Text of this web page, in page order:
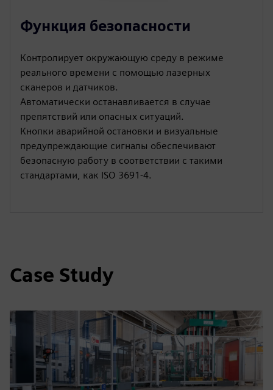
Функция безопасности
Контролирует окружающую среду в режиме
реального времени с помощью лазерных
сканеров и датчиков.
Автоматически останавливается в случае
препятствий или опасных ситуаций.
Кнопки аварийной остановки и визуальные
предупреждающие сигналы обеспечивают
безопасную работу в соответствии с такими
стандартами, как ISO 3691-4.
Case Study